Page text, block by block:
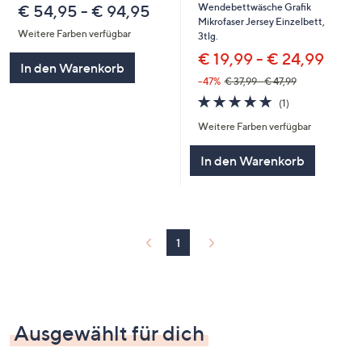
€ 54,95 - € 94,95
Weitere Farben verfügbar
In den Warenkorb
Wendebettwäsche Grafik
Mikrofaser Jersey Einzelbett,
3tlg.
€ 19,99 - € 24,99
--47% € 37,99 - € 47,99
5.0
von
5
(1)1
Weitere Farben verfügbar
In den Warenkorb
1
Ausgewählt für dich